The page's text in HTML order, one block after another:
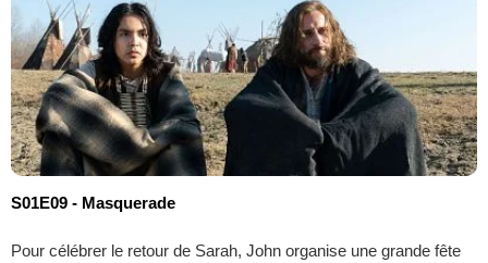
S01E09 - Masquerade
Pour célébrer le retour de Sarah, John organise une grande fête